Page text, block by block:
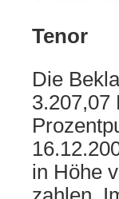
Tenor
Die
3.207,07
in Höhe